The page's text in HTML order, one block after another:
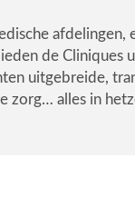
afdelingen,
de Cliniques
uitgebreide,
zorg… alles in